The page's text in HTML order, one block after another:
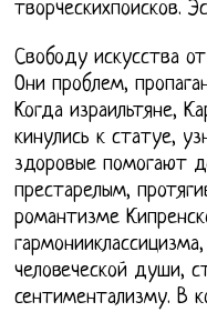
творческихпоисков.
Свободу искусства
Они проблем,
Когда израильтяне,
кинулись к статуе,
здоровые помогают
престарелым,
романтизме
человеческой души,
сентиментализму. В